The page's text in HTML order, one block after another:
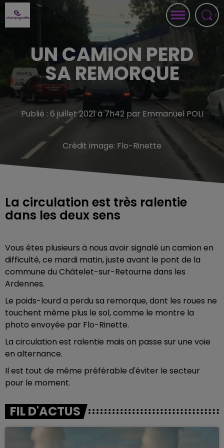
UN CAMION PERD
SA REMORQUE
Publié : 6 juillet 2021 à 7h42 par Emmanuel POLI
Crédit image: Flo-Rinette
La circulation est très ralentie
dans les deux sens
Vous êtes plusieurs à nous avoir signalé un camion en
difficulté, ce mardi matin, juste avant le pont de la
commune du Châtelet-sur-Retourne dans les
Ardennes.
Le poids-lourd a perdu sa remorque, dont les roues ne
touchent même plus le sol, comme le montre la
photo envoyée par Flo-Rinette.
La circulation est ralentie mais on passe sur une voie
en alternance.
Il est tout de même préférable d'éviter le secteur
pour le moment.
FIL D'ACTUS